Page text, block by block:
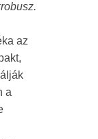
az
a